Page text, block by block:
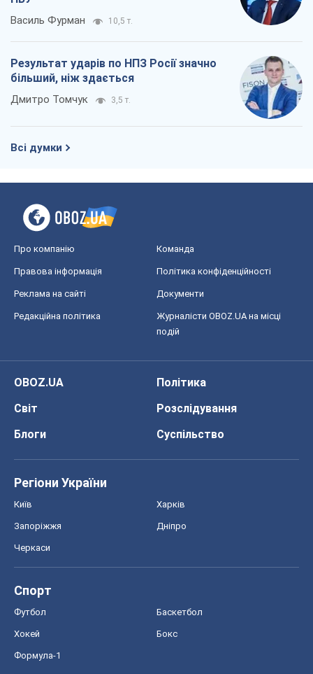
Василь Фурман 10,5 т.
Результат ударів по НПЗ Росії значно
більший, ніж здається
Дмитро Томчук 3,5 т.
Всі думки
Про компанію Команда
Правова інформація Політика конфіденційності
Реклама на сайті Документи
Редакційна політика
Журналісти OBOZ.UA на місці
подій
OBOZ.UA
Політика
Світ
Розслідування
Блоги
Суспільство
Регіони України
Київ Харків
Запоріжжя Дніпро
Черкаси
Спорт
Футбол Баскетбол
Хокей Бокс
Формула-1